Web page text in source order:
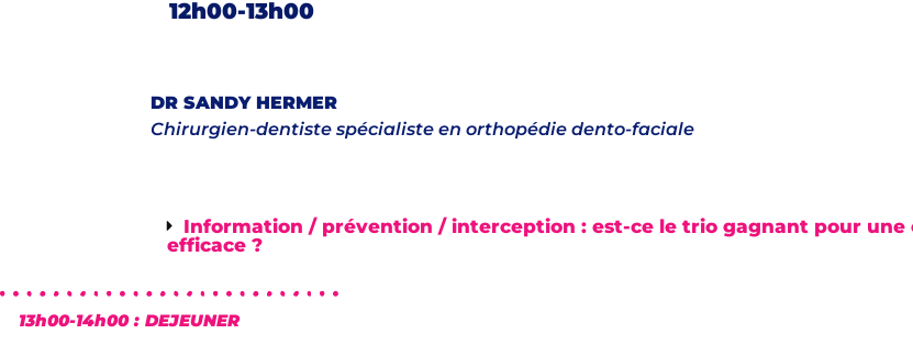
12h00-13h00
DR SANDY HERMER
Chirurgien-dentiste spécialiste en orthopédie dento-faciale
Information / prévention / interception : est-ce le trio gagnant pour
efficace ?
13h00-14h00 : DEJEUNER